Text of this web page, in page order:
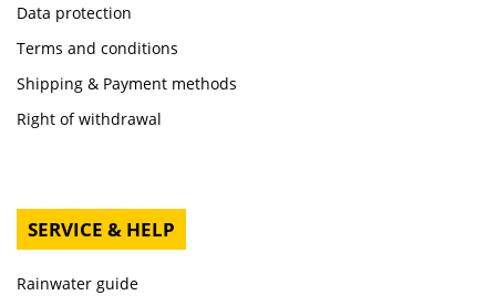
Data protection
Terms and conditions
Shipping & Payment methods
Right of withdrawal
SERVICE & HELP
Rainwater guide